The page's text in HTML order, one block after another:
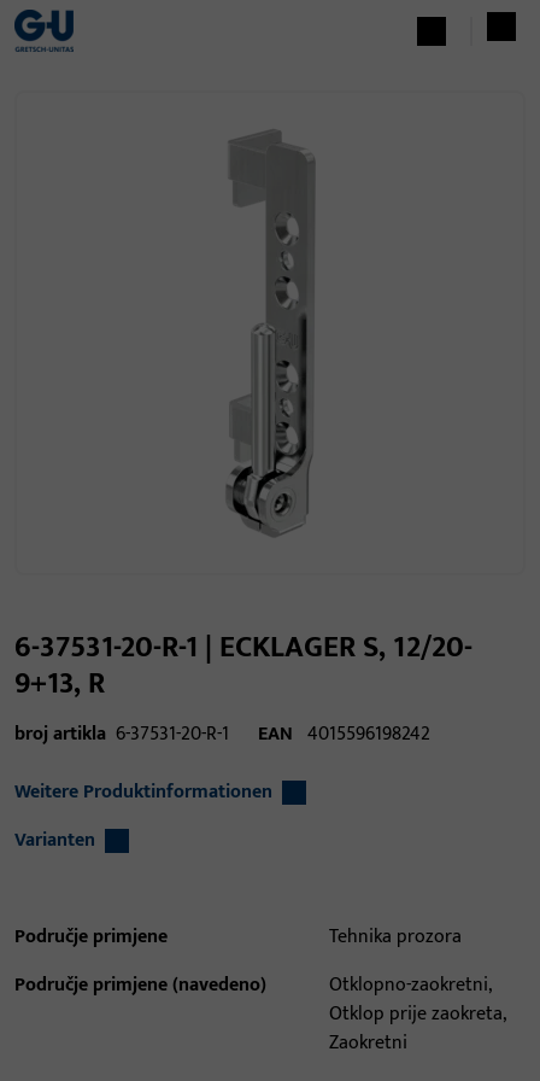
6-37531-20-R-1 | ECKLAGER S, 12/20-
9+13, R
broj artikla 6-37531-20-R-1 EAN 4015596198242
Weitere Produktinformationen
Varianten
Područje primjene
Tehnika prozora
Područje primjene (navedeno)
Otklopno-zaokretni,
Otklop prije zaokreta,
Zaokretni